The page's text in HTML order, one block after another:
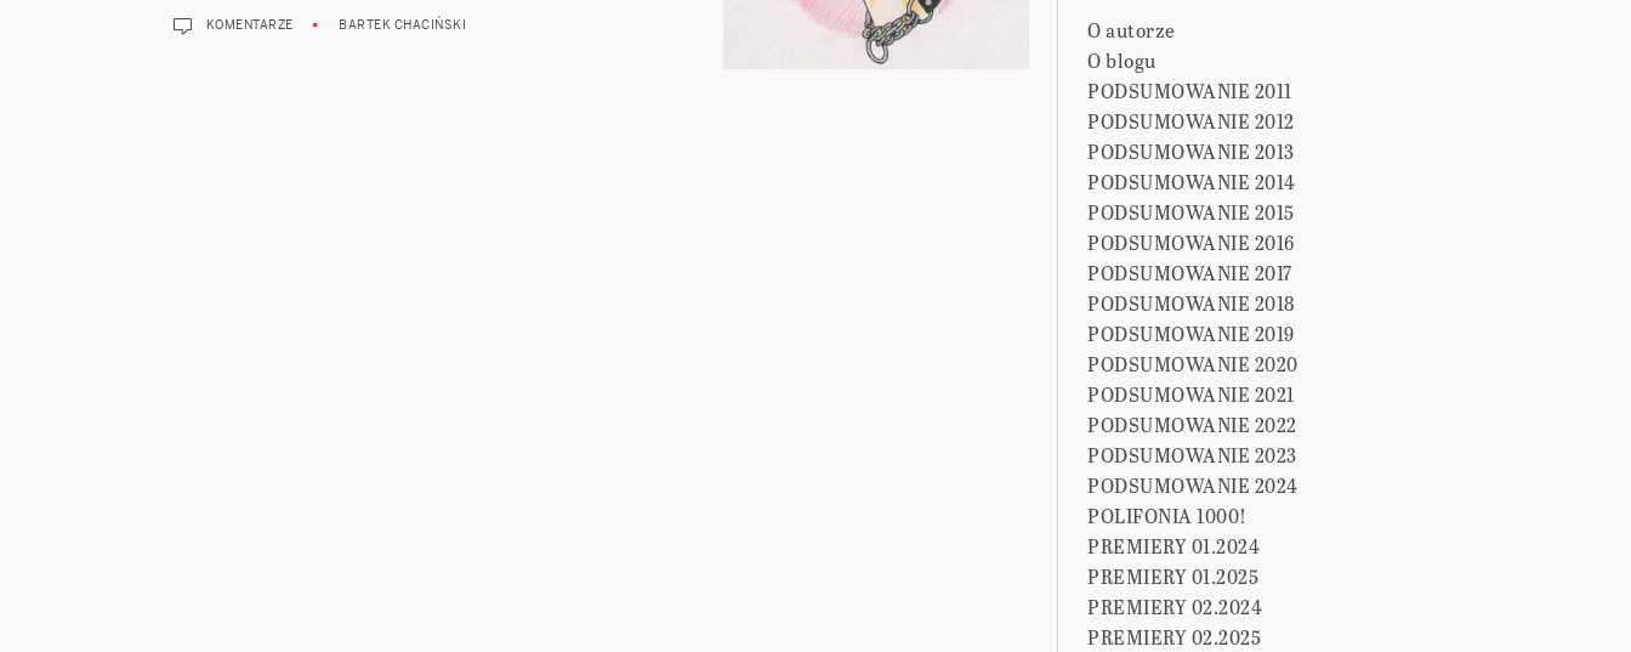
KOMENTARZE BARTEK CHACIŃSKI
O autorze
O blogu
PODSUMOWANIE 2011
PODSUMOWANIE 2012
PODSUMOWANIE 2013
PODSUMOWANIE 2014
PODSUMOWANIE 2015
PODSUMOWANIE 2016
PODSUMOWANIE 2017
PODSUMOWANIE 2018
PODSUMOWANIE 2019
PODSUMOWANIE 2020
PODSUMOWANIE 2021
PODSUMOWANIE 2022
PODSUMOWANIE 2023
PODSUMOWANIE 2024
POLIFONIA 1000!
PREMIERY 01.2024
PREMIERY 01.2025
PREMIERY 02.2024
PREMIERY 02.2025